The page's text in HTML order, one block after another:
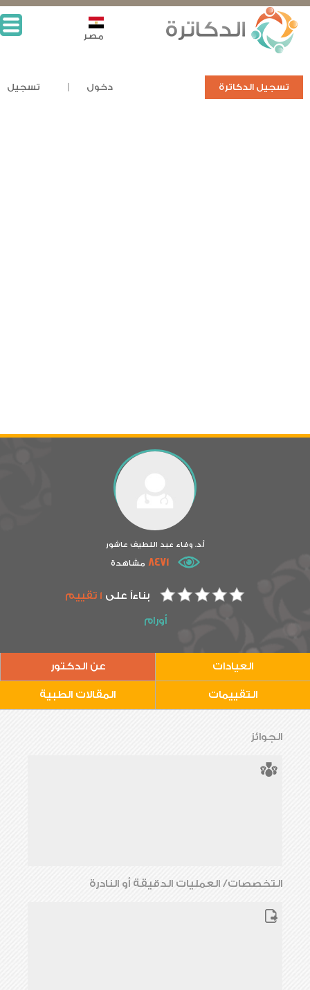
تسجيل الدكاترة دخول تسجيل
مصر
أ.د. وفاء عبد اللطيف عاشور
8471 مشاهدة
بناءاً على 1 تقييم
أورام
العيادات عن الدكتور
التقييمات المقالات الطبية
الجوائز
التخصصات/ العمليات الدقيقة أو النادرة